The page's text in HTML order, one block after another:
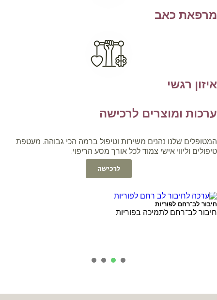
כאב
רגשי
ומוצרים לרכישה
שלנו נהנים משירות וטיפול ברמה הכי גבוהה. מעטפת
וליווי אישי צמוד לכל אורך מסע הריפוי.
לרכישה
לב־רחם לפוריות
לב־רחם לתמיכה בפוריות